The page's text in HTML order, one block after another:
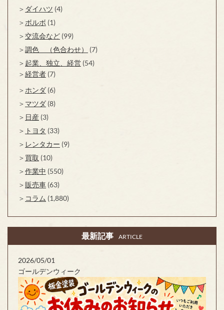
ダイハツ (4)
ボルボ (1)
交流会など (99)
調色 （色合わせ）
(7)
起業、独立、経営 (54)
経営者 (7)
ホンダ (6)
マツダ (8)
日産 (3)
トヨタ (33)
レンタカー (9)
買取 (10)
作業中 (550)
販売車 (63)
コラム (1,880)
最新記事 ARTICLE
2026/05/01
ゴールデンウィーク